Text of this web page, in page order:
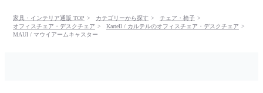
家具・インテリア通販 TOP カテゴリーから探す
チェア・椅子
オフィスチェア・デスクチェア
Kartell / カルテルのオフィスチェア・デスクチェア
MAUI / マウイアームキャスター